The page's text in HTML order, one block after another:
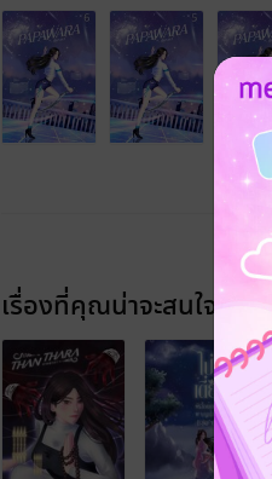
เรื่องที่คุณน่าจะสนใจ